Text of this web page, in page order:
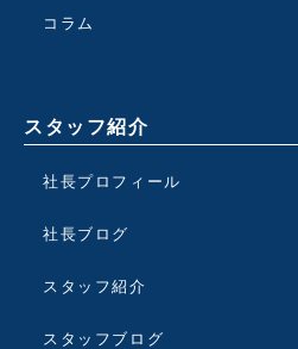
コラム
スタッフ紹介
社長プロフィール
社長ブログ
スタッフ紹介
スタッフブログ